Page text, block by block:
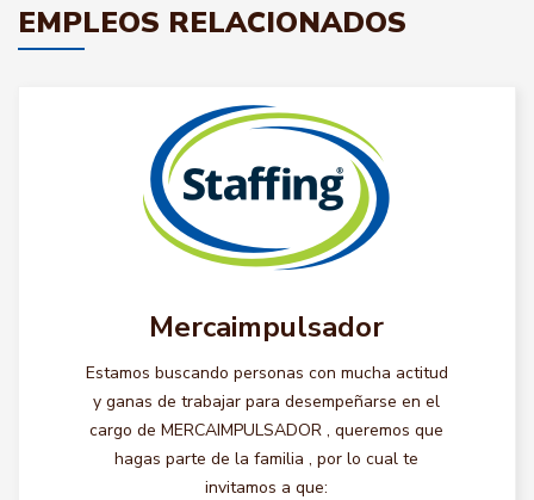
EMPLEOS RELACIONADOS
Mercaimpulsador
Estamos buscando personas con mucha actitud
y ganas de trabajar para desempeñarse en el
cargo de MERCAIMPULSADOR , queremos que
hagas parte de la familia , por lo cual te
invitamos a que: